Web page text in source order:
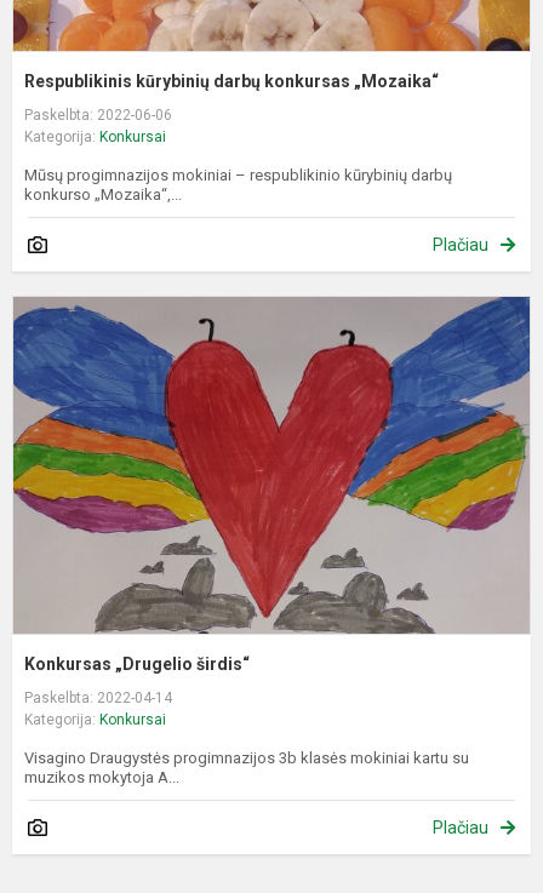
Respublikinis kūrybinių darbų konkursas „Mozaika“
Paskelbta: 2022-06-06
Kategorija: Konkursai
Mūsų progimnazijos mokiniai – respublikinio kūrybinių darbų
konkurso „Mozaika“,...
Plačiau
Konkursas „Drugelio širdis“
Paskelbta: 2022-04-14
Kategorija: Konkursai
Visagino Draugystės progimnazijos 3b klasės mokiniai kartu su
muzikos mokytoja A...
Plačiau